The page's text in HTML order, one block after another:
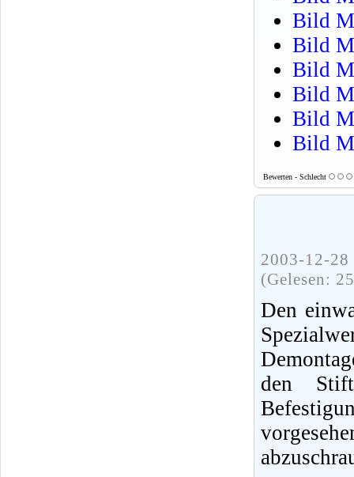
Bild M
Bild
Bild M
Bild M
Bild
Bild
Bewerten - Schlecht
2003-12-
(Gelesen:
Den
den